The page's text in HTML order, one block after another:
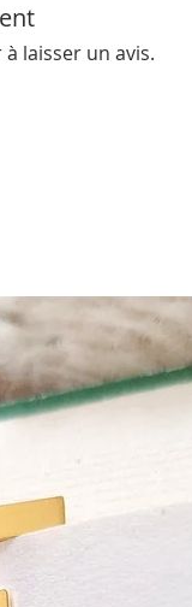
laisser un avis.